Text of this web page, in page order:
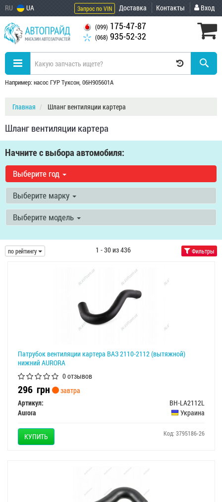
RU UA Запрос по VIN Доставка Контакты Вход
(099) 175-47-87
(068) 935-52-32
Например: насос ГУР Туксон, 06H905601A
Главная Шланг вентиляции картера
Шланг вентиляции картера
Начните с выбора автомобиля:
Выберите год
Выберите марку
Выберите модель
по рейтингу 1 - 30 из 436 Фильтры
Патрубок вентиляции картера ВАЗ 2110-2112 (вытяжной)
нижний AURORA
0 отзывов
296 грн
завтра
Артикул:
BH-LA2112L
Aurora
Украина
КУПИТЬ Код: 3795186-26